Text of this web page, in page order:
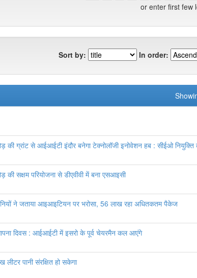
or enter first few
Sort by: In order:
की ग्रांट से आईआईटी इंदौर बनेगा टेक्नोलॉजी इनोवेशन हब : सीईओ नियुक्ति
की सक्षम परियोजना से डीएवीवी में बना एसआइसी
ने जताया आइआइटियन पर भरोसा, 56 लाख रहा अधितकतम पैकेज
दिवस : आईआईटी में इसरो के पूर्व चेयरमैन कल आएंगे
लीटर पानी संरक्षित हो सकेगा